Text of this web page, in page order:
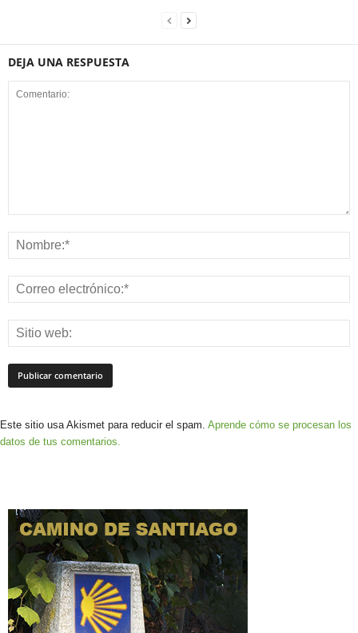
DEJA UNA RESPUESTA
Este sitio usa Akismet para reducir el spam. Aprende cómo se procesan los
datos de tus comentarios.